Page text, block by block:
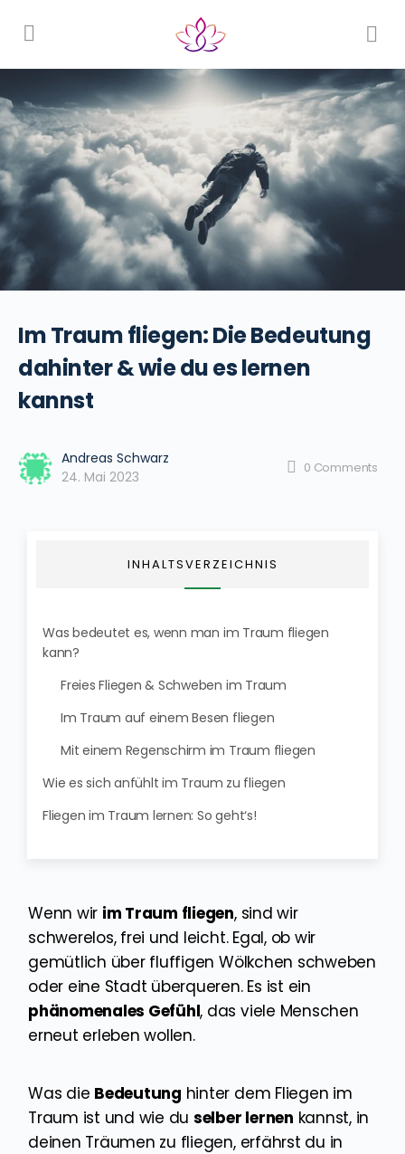
Im Traum fliegen: Die Bedeutung
dahinter & wie du es lernen
kannst
Andreas Schwarz
24. Mai 2023
0 Comments
Wenn wir im Traum fliegen, sind wir
schwerelos, frei und leicht. Egal, ob wir
gemütlich über fluffigen Wölkchen schweben
oder eine Stadt überqueren. Es ist ein
phänomenales Gefühl, das viele Menschen
erneut erleben wollen.
Was die Bedeutung hinter dem Fliegen im
Traum ist und wie du selber lernen kannst, in
deinen Träumen zu fliegen, erfährst du in
INHALTSVERZEICHNIS
Was bedeutet es, wenn man im Traum fliegen
kann?
Freies Fliegen & Schweben im Traum
Im Traum auf einem Besen fliegen
Mit einem Regenschirm im Traum fliegen
Wie es sich anfühlt im Traum zu fliegen
Fliegen im Traum lernen: So geht‘s!